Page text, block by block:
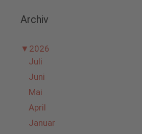
Archiv
▼ 2026
Juli
Juni
Mai
April
Januar